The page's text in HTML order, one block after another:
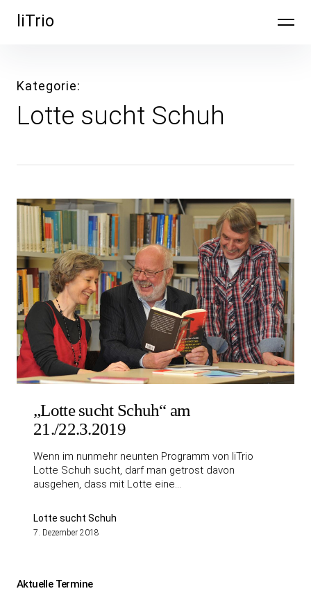
überspringen
liTrio
Kategorie
Lotte sucht Schuh
„Lotte sucht Schuh“ am
21./22.3.2019
Wenn im nunmehr neunten Programm von liTrio
Lotte Schuh sucht, darf man getrost davon
ausgehen, dass mit Lotte eine…
Lotte sucht Schuh
7. Dezember 2018
Aktuelle Termine